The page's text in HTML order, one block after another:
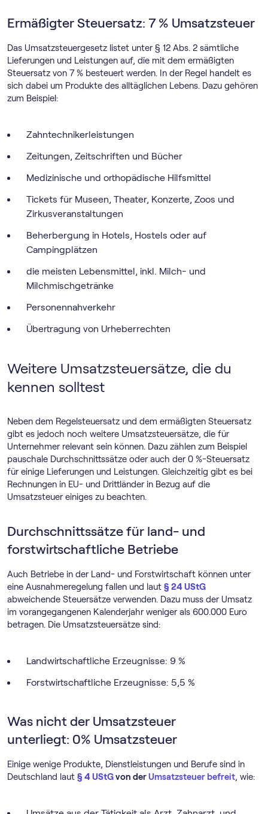
Ermäßigter Steuersatz: 7 % Umsatzsteuer
Das Umsatzsteuergesetz listet unter § 12 Abs. 2 sämtliche
Lieferungen und Leistungen auf, die mit dem ermäßigten
Steuersatz von 7 % besteuert werden. In der Regel handelt es
sich dabei um Produkte des alltäglichen Lebens. Dazu gehören
zum Beispiel:
Zahntechnikerleistungen
Zeitungen, Zeitschriften und Bücher
Medizinische und orthopädische Hilfsmittel
Tickets für Museen, Theater, Konzerte, Zoos und
Zirkusveranstaltungen
Beherbergung in Hotels, Hostels oder auf
Campingplätzen
die meisten Lebensmittel, inkl. Milch- und
Milchmischgetränke
Personennahverkehr
Übertragung von Urheberrechten
Weitere Umsatzsteuersätze, die du
kennen solltest
Neben dem Regelsteuersatz und dem ermäßigten Steuersatz
gibt es jedoch noch weitere Umsatzsteuersätze, die für
Unternehmer relevant sein können. Dazu zählen zum Beispiel
pauschale Durchschnittssätze oder auch der 0 %-Steuersatz
für einige Lieferungen und Leistungen. Gleichzeitig gibt es bei
Rechnungen in EU- und Drittländer in Bezug auf die
Umsatzsteuer einiges zu beachten.
Durchschnittssätze für land- und
forstwirtschaftliche Betriebe
Auch Betriebe in der Land- und Forstwirtschaft können unter
eine Ausnahmeregelung fallen und laut § 24 UStG
abweichende Steuersätze verwenden. Dazu muss der Umsatz
im vorangegangenen Kalenderjahr weniger als 600.000 Euro
betragen. Die Umsatzsteuersätze sind:
Landwirtschaftliche Erzeugnisse: 9 %
Forstwirtschaftliche Erzeugnisse: 5,5 %
Was nicht der Umsatzsteuer
unterliegt: 0% Umsatzsteuer
Einige wenige Produkte, Dienstleistungen und Berufe sind in
Deutschland laut § 4 UStGvon derUmsatzsteuer befreit, wie: